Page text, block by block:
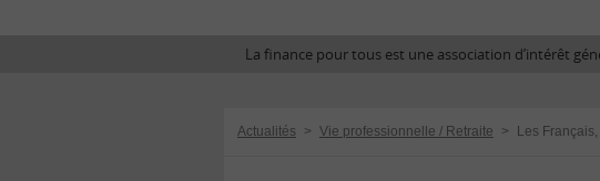
La finance pour tous est une association d’intérêt
Actualités > Vie professionnelle / Retraite > Les